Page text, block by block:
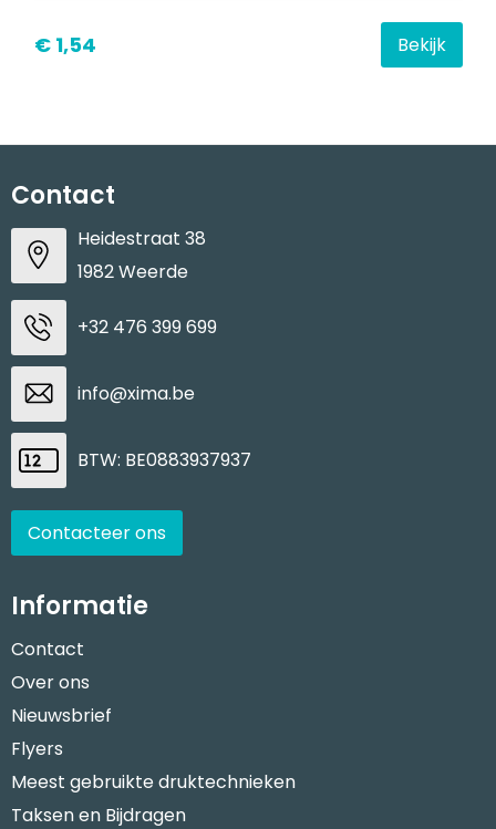
€ 1,54 Bekijk
Contact
Heidestraat 38
1982 Weerde
+32 476 399 699
info@xima.be
BTW: BE0883937937
Contacteer ons
Informatie
Contact
Over ons
Nieuwsbrief
Flyers
Meest gebruikte druktechnieken
Taksen en Bijdragen